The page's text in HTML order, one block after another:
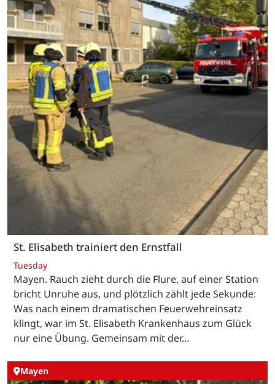
St. Elisabeth trainiert den Ernstfall
Tuesday
Mayen. Rauch zieht durch die Flure, auf einer Station
bricht Unruhe aus, und plötzlich zählt jede Sekunde:
Was nach einem dramatischen Feuerwehreinsatz
klingt, war im St. Elisabeth Krankenhaus zum Glück
nur eine Übung. Gemeinsam mit der…
Mayen